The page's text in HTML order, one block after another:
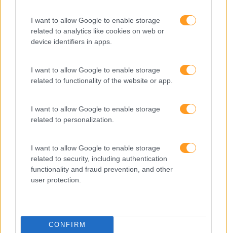
I want to allow Google to enable storage
related to analytics like cookies on web or
device identifiers in apps.
I want to allow Google to enable storage
related to functionality of the website or app.
I want to allow Google to enable storage
related to personalization.
I want to allow Google to enable storage
related to security, including authentication
functionality and fraud prevention, and other
user protection.
CONFIRM
Sustentabilidade
Team Building
Vendas E Negociação
Feedback fora do
calendário
Como usar a escuta
ativa para reter talento,